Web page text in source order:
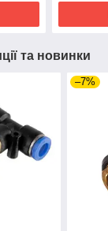
та новинки
–7%